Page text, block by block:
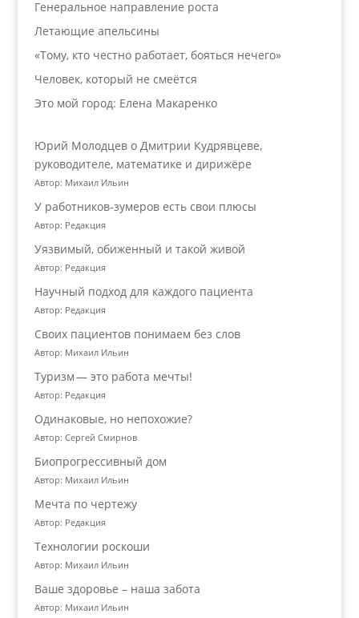
Генеральное направление роста
Летающие апельсины
«Тому, кто честно работает, бояться нечего»
Человек, который не смеётся
Это мой город: Елена Макаренко
Юрий Молодцев о Дмитрии Кудрявцеве,
руководителе, математике и дирижёре
Автор: Михаил Ильин
У работников‑зумеров есть свои плюсы
Автор: Редакция
Уязвимый, обиженный и такой живой
Автор: Редакция
Научный подход для каждого пациента
Автор: Редакция
Своих пациентов понимаем без слов
Автор: Михаил Ильин
Туризм — это работа мечты!
Автор: Редакция
Одинаковые, но непохожие?
Автор: Сергей Смирнов
Биопрогрессивный дом
Автор: Михаил Ильин
Мечта по чертежу
Автор: Редакция
Технологии роскоши
Автор: Михаил Ильин
Ваше здоровье – наша забота
Автор: Михаил Ильин